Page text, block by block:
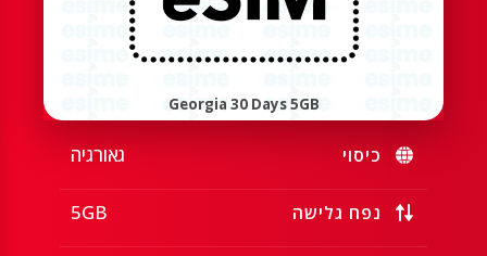
Georgia 30 Days 5GB
כיסוי גאורגיה
נפח גלישה 5GB